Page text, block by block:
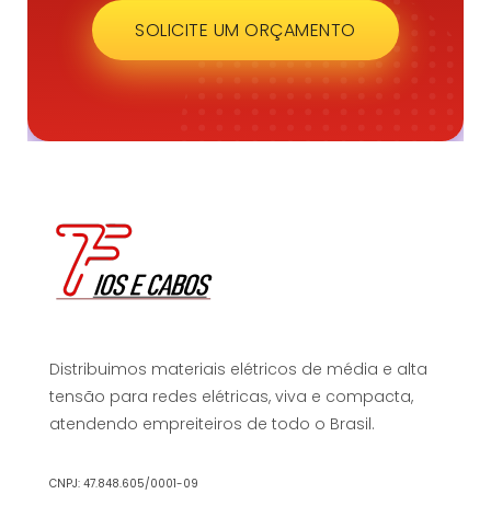
SOLICITE UM ORÇAMENTO
Distribuimos materiais elétricos de média e alta
tensão para redes elétricas, viva e compacta,
atendendo empreiteiros de todo o Brasil.
CNPJ: 47.848.605/0001-09